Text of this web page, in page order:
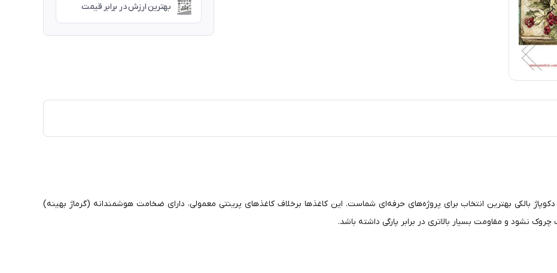
بهترین ارزش در برابر قیمت
بالکی بهترین انتخاب برای پروژه‌های حرفه‌ای شماست. این کاغذها برخلاف کاغذهای پرینتی معمولی، دارای ضخامت هوشمندانه (گرماژ بهینه)
نشود و مقاومت بسیار بالاتری در برابر پارگی داشته باشد.